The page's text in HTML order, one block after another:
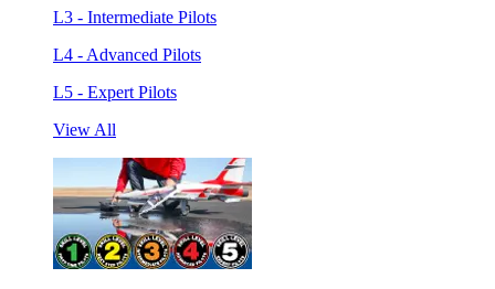
L3 - Intermediate Pilots
L4 - Advanced Pilots
L5 - Expert Pilots
View All